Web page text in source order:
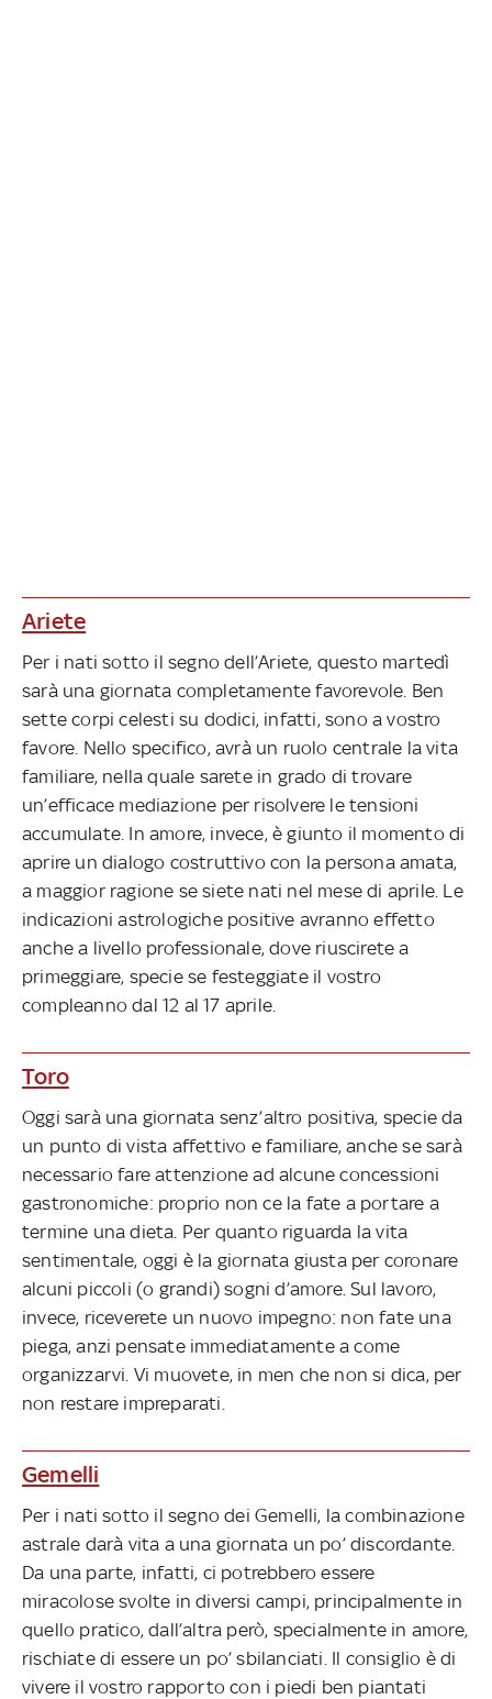
Ariete
Per i nati sotto il segno dell’Ariete, questo martedì
sarà una giornata completamente favorevole. Ben
sette corpi celesti su dodici, infatti, sono a vostro
favore. Nello specifico, avrà un ruolo centrale la vita
familiare, nella quale sarete in grado di trovare
un’efficace mediazione per risolvere le tensioni
accumulate. In amore, invece, è giunto il momento di
aprire un dialogo costruttivo con la persona amata,
a maggior ragione se siete nati nel mese di aprile. Le
indicazioni astrologiche positive avranno effetto
anche a livello professionale, dove riuscirete a
primeggiare, specie se festeggiate il vostro
compleanno dal 12 al 17 aprile.
Toro
Oggi sarà una giornata senz’altro positiva, specie da
un punto di vista affettivo e familiare, anche se sarà
necessario fare attenzione ad alcune concessioni
gastronomiche: proprio non ce la fate a portare a
termine una dieta. Per quanto riguarda la vita
sentimentale, oggi è la giornata giusta per coronare
alcuni piccoli (o grandi) sogni d’amore. Sul lavoro,
invece, riceverete un nuovo impegno: non fate una
piega, anzi pensate immediatamente a come
organizzarvi. Vi muovete, in men che non si dica, per
non restare impreparati.
Gemelli
Per i nati sotto il segno dei Gemelli, la combinazione
astrale darà vita a una giornata un po’ discordante.
Da una parte, infatti, ci potrebbero essere
miracolose svolte in diversi campi, principalmente in
quello pratico, dall’altra però, specialmente in amore,
rischiate di essere un po’ sbilanciati. Il consiglio è di
vivere il vostro rapporto con i piedi ben piantati